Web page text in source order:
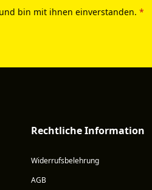
bin mit ihnen einverstanden. *
Rechtliche Information
Widerrufsbelehrung
AGB